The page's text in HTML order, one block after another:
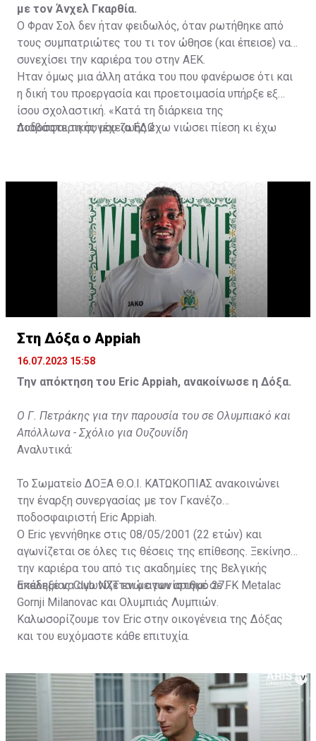
με τον Άνχελ Γκαρθία.
Ο Φραν Σολ δεν ήταν φειδωλός, όταν ρωτήθηκε από
τους συμπατριώτες του τι τον ώθησε (και έπεισε) να
συνεχίσει την καριέρα του στην ΑΕΚ.
Ήταν όμως μια άλλη ατάκα του που φανέρωσε ότι και
η δική του προεργασία και προετοιμασία υπήρξε εξ
ίσου σχολαστική. «Κατά τη διάρκεια της
ποδοσφαιρικής μου ζωής έχω νιώσει πίεση κι έχω
Διαβάστε τη συνέχειαΕΔΩ
Στη Δόξα ο Appiah
16.07.2023 15:58
Την απόκτηση του Eric Appiah, ανακοίνωσε η Δόξα.
Ο Γ. Πετράκης για την παρουσία του σε Ολυμπιακό και
Απόλλωνα - Σχόλιο για Ουζουνίδη
Αναλυτικά:
Το Σωματείο ΔΟΞΑ Θ.Ο.Ι. ΚΑΤΩΚΟΠΙΑΣ ανακοινώνει
την έναρξη συνεργασίας με τον Γκανέζο
ποδοσφαιριστή Eric Appiah.
Ο Eric γεννήθηκε στις 08/05/2001 (22 ετών) και
αγωνίζεται σε όλες τις θέσεις της επίθεσης. Ξεκίνησε
την καριέρα του από τις ακαδημίες της Βελγικής
ακαδημίας Club NXT ενώ αγωνίστηκε σε FK Metalac
Gornji Milanovac και Ολυμπιάς Λυμπιών.
Επέλεξε να αγωνίζεται με τον αριθμό 27.
Καλωσορίζουμε τον Eric στην οικογένεια της Δόξας
και του ευχόμαστε κάθε επιτυχία.